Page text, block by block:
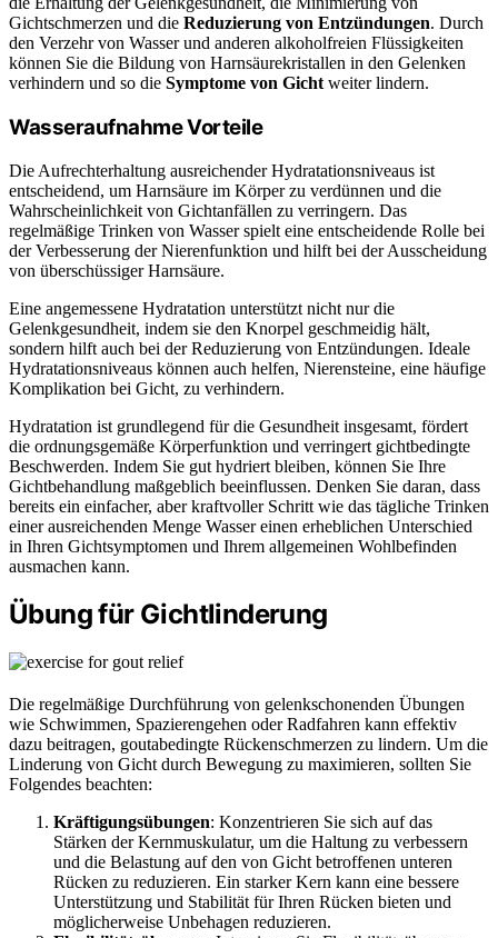
Gichtschmerzen und die Reduzierung von Entzündungen. Durch
den Verzehr von Wasser und anderen alkoholfreien Flüssigkeiten
können Sie die Bildung von Harnsäurekristallen in den Gelenken
verhindern und so die Symptome von Gicht weiter lindern.
Wasseraufnahme Vorteile
Die Aufrechterhaltung ausreichender Hydratationsniveaus ist
entscheidend, um Harnsäure im Körper zu verdünnen und die
Wahrscheinlichkeit von Gichtanfällen zu verringern. Das
regelmäßige Trinken von Wasser spielt eine entscheidende Rolle bei
der Verbesserung der Nierenfunktion und hilft bei der Ausscheidung
von überschüssiger Harnsäure.
Eine angemessene Hydratation unterstützt nicht nur die
Gelenkgesundheit, indem sie den Knorpel geschmeidig hält,
sondern hilft auch bei der Reduzierung von Entzündungen. Ideale
Hydratationsniveaus können auch helfen, Nierensteine, eine häufige
Komplikation bei Gicht, zu verhindern.
Hydratation ist grundlegend für die Gesundheit insgesamt, fördert
die ordnungsgemäße Körperfunktion und verringert gichtbedingte
Beschwerden. Indem Sie gut hydriert bleiben, können Sie Ihre
Gichtbehandlung maßgeblich beeinflussen. Denken Sie daran, dass
bereits ein einfacher, aber kraftvoller Schritt wie das tägliche Trinken
einer ausreichenden Menge Wasser einen erheblichen Unterschied
in Ihren Gichtsymptomen und Ihrem allgemeinen Wohlbefinden
ausmachen kann.
Übung für Gichtlinderung
Die regelmäßige Durchführung von gelenkschonenden Übungen
wie Schwimmen, Spazierengehen oder Radfahren kann effektiv
dazu beitragen, goutabedingte Rückenschmerzen zu lindern. Um die
Linderung von Gicht durch Bewegung zu maximieren, sollten Sie
Folgendes beachten:
Kräftigungsübungen: Konzentrieren Sie sich auf das
Stärken der Kernmuskulatur, um die Haltung zu verbessern
und die Belastung auf den von Gicht betroffenen unteren
Rücken zu reduzieren. Ein starker Kern kann eine bessere
Unterstützung und Stabilität für Ihren Rücken bieten und
möglicherweise Unbehagen reduzieren.